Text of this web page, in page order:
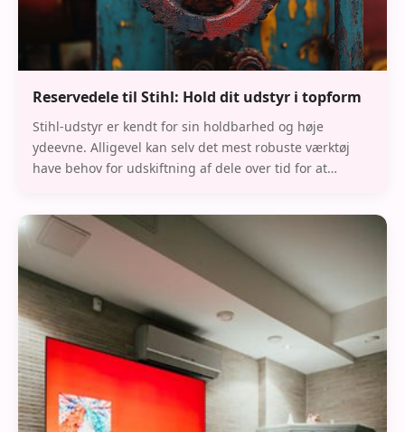
Reservedele til Stihl: Hold dit udstyr i topform
Stihl-udstyr er kendt for sin holdbarhed og høje
ydeevne. Alligevel kan selv det mest robuste værktøj
have behov for udskiftning af dele over tid for at